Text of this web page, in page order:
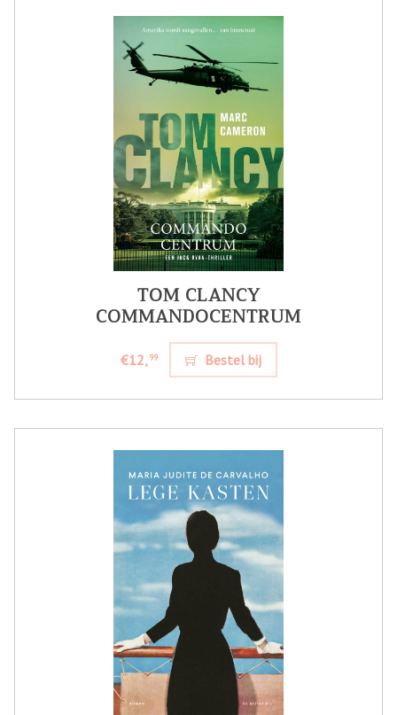
TOM CLANCY
COMMANDOCENTRUM
€12,99 Bestel bij